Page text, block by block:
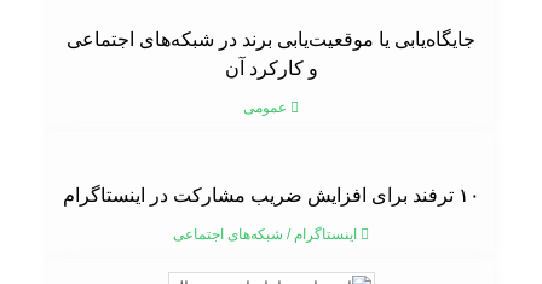
جایگاه‌یابی یا موقعیت‌یابی برند در شبکه‌های اجتماعی
و کارکرد آن
عمومی
۱۰ ترفند برای افزایش ضریب مشارکت در اینستاگرام
اینستاگرام/شبکه‌های اجتماعی